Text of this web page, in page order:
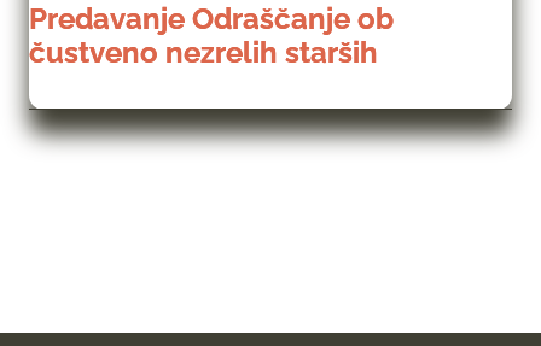
Predavanje Odraščanje ob
čustveno nezrelih starših